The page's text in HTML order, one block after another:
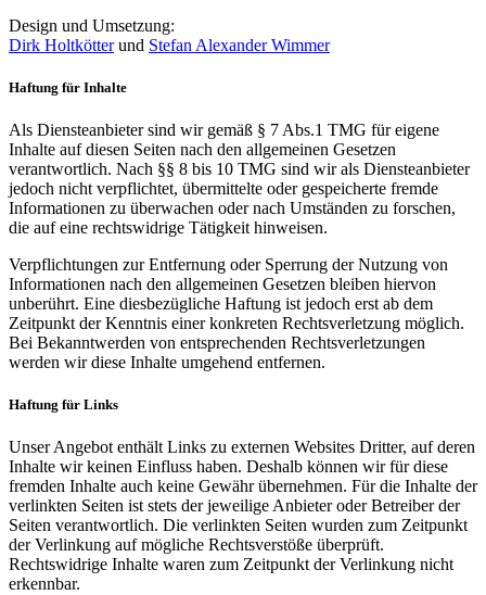
Design und Umsetzung:
Dirk Holtkötterund Stefan Alexander Wimmer
Haftung für Inhalte
Als Diensteanbieter sind wir gemäß § 7 Abs.1 TMG für eigene
Inhalte auf diesen Seiten nach den allgemeinen Gesetzen
verantwortlich. Nach §§ 8 bis 10 TMG sind wir als Diensteanbieter
jedoch nicht verpflichtet, übermittelte oder gespeicherte fremde
Informationen zu überwachen oder nach Umständen zu forschen,
die auf eine rechtswidrige Tätigkeit hinweisen.
Verpflichtungen zur Entfernung oder Sperrung der Nutzung von
Informationen nach den allgemeinen Gesetzen bleiben hiervon
unberührt. Eine diesbezügliche Haftung ist jedoch erst ab dem
Zeitpunkt der Kenntnis einer konkreten Rechtsverletzung möglich.
Bei Bekanntwerden von entsprechenden Rechtsverletzungen
werden wir diese Inhalte umgehend entfernen.
Haftung für Links
Unser Angebot enthält Links zu externen Websites Dritter, auf deren
Inhalte wir keinen Einfluss haben. Deshalb können wir für diese
fremden Inhalte auch keine Gewähr übernehmen. Für die Inhalte der
verlinkten Seiten ist stets der jeweilige Anbieter oder Betreiber der
Seiten verantwortlich. Die verlinkten Seiten wurden zum Zeitpunkt
der Verlinkung auf mögliche Rechtsverstöße überprüft.
Rechtswidrige Inhalte waren zum Zeitpunkt der Verlinkung nicht
erkennbar.